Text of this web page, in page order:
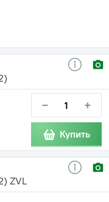
− +
Купить
ZVL